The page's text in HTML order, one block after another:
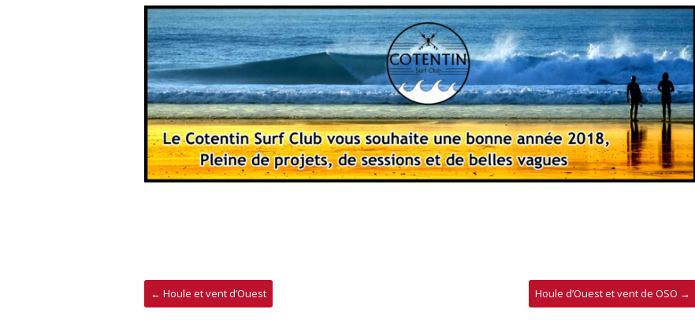
← Houle et vent d’Ouest Houle d’Ouest et vent de OSO →